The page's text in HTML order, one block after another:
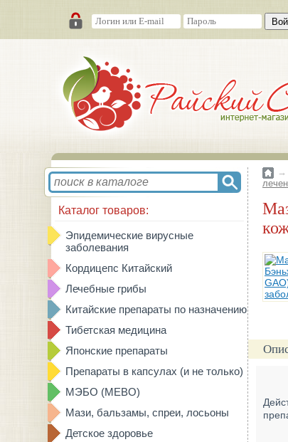
Каталог товаров:
Эпидемические вирусные
заболевания
Кордицепс Китайский
Лечебные грибы
Китайские препараты по назначению
Тибетская медицина
Японские препараты
Препараты в капсулах (и не только)
МЭБО (MEBO)
Мази, бальзамы, спреи, лосьоны
Детское здоровье
→
Мазь рыбака "Юфу Баоцао Бэньжу" (YUFU BAOCAO BENRU GAO) для лечения